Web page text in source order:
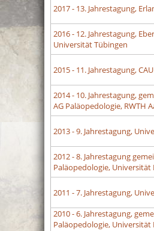
2017- 13. Jahrestagung,
2016- 12. Jahrestagung,
Universität Tübingen
2015- 11. Jahrestagung,
2014- 10. Jahrestagung,
AG Paläopedologie, RWTH
2013- 9. Jahrestagung,
2012- 8. Jahrestagung
Paläopedologie, Universität
2011 - 7. Jahrestagung,
2010- 6. Jahrestagung,
Paläopedologie,